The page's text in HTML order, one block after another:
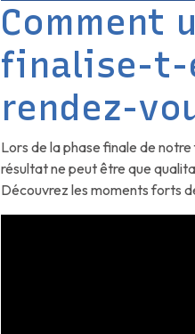
Comment
finalise-t-
rendez-
Lors de la phase finale de
résultat ne peut être que
Découvrez les moments forts